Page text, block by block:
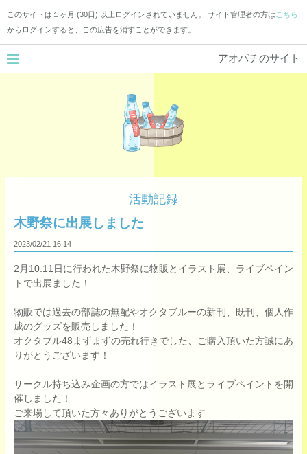
このサイトは１ヶ月 (30日) 以上ログインされていません。 サイト管理者の方は こちら
からログインすると、この広告を消すことができます。
アオパチのサイト
活動記録
木野祭に出展しました
2023/02/21 16:14
2月10.11日に行われた木野祭に物販とイラスト展、ライブペイン
トで出展ました！
物販では過去の部誌の無配やオクタブルーの新刊、既刊、個人作
成のグッズを販売しました！
オクタブル48まずまずの売れ行きでした、ご購入頂いた方誠にあ
りがとうございます！
サークル持ち込み企画の方ではイラスト展とライブペイントを開
催しました！
ご来場して頂いた方々ありがとうございます